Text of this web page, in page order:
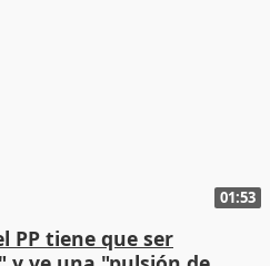
01:53
PP tiene que ser